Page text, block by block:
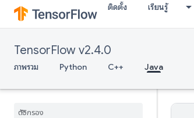
ติดตั้ง เรียนรู้
TensorFlow v2.4.0
ภาพรวม Python C++ Java
TensorArrayClose
TensorArrayConcat
TensorArrayGrad
TensorArrayGradWithShape
TensorArrayRead